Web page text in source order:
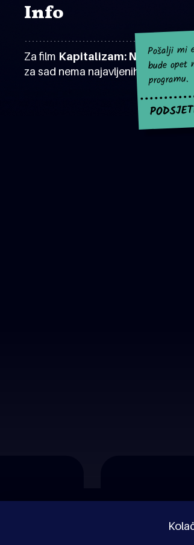
Info
Za film Kapitalizam: Naša
za sad nema najavljenih projekcija.
Pošalji mi
bude opet
programu.